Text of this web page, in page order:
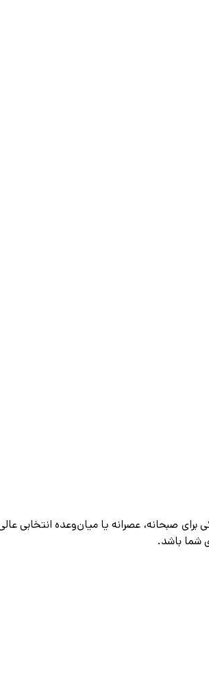
برای صبحانه، عصرانه یا میان‌وعده
شما باشد.